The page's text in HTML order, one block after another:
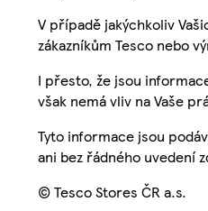
V případě jakýchkoliv
zákazníkům Tesco nebo
I přesto, že jsou
však nemá vliv na Vaše
Tyto informace jsou
ani bez řádného uvedení
© Tesco Stores ČR a.s.